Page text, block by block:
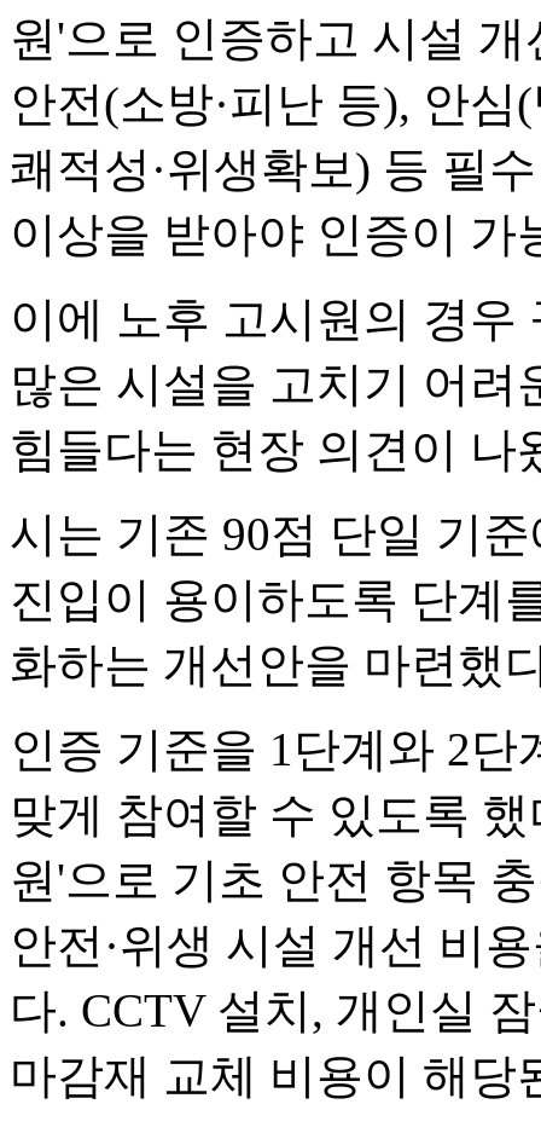
원'으로 인증하고 시설
안전(소방·피난 등), 안
쾌적성·위생확보) 등 필
이상을 받아야 인증이 가
이에 노후 고시원의 경우
많은 시설을 고치기 어
힘들다는 현장 의견이 나
시는 기존 90점 단일 기
진입이 용이하도록 단계
화하는 개선안을 마련했
인증 기준을 1단계와 2
맞게 참여할 수 있도록
원'으로 기초 안전 항목
안전·위생 시설 개선 비
다. CCTV 설치, 개인실
마감재 교체 비용이 해당